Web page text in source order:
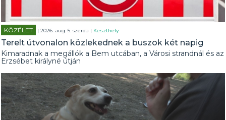
KÖZÉLET | 2026. aug. 5. szerda | Keszthely
Terelt útvonalon közlekednek a buszok két napig
Kimaradnak a megállók a Bem utcában, a Városi strandnál és az
Erzsébet királyné útján